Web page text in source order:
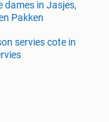
dames in Jasjes,
Pakken
servies cote in